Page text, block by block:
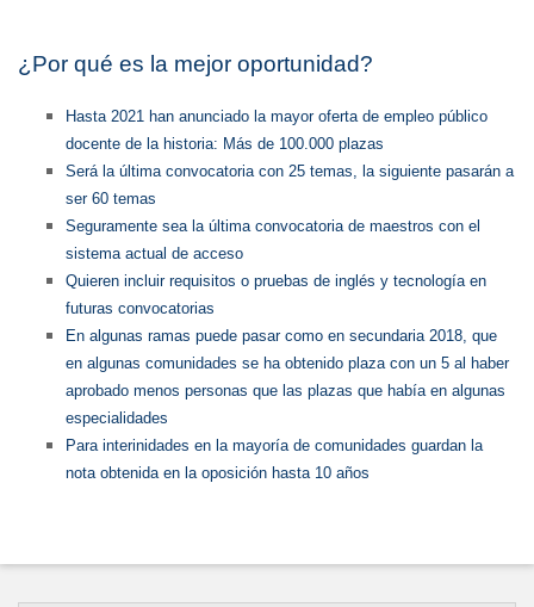
¿Por qué es la mejor oportunidad?
Hasta 2021 han anunciado la mayor oferta de empleo público
docente de la historia: Más de 100.000 plazas
Será la última convocatoria con 25 temas, la siguiente pasarán a
ser 60 temas
Seguramente sea la última convocatoria de maestros con el
sistema actual de acceso
Quieren incluir requisitos o pruebas de inglés y tecnología en
futuras convocatorias
En algunas ramas puede pasar como en secundaria 2018, que
en algunas comunidades se ha obtenido plaza con un 5 al haber
aprobado menos personas que las plazas que había en algunas
especialidades
Para interinidades en la mayoría de comunidades guardan la
nota obtenida en la oposición hasta 10 años